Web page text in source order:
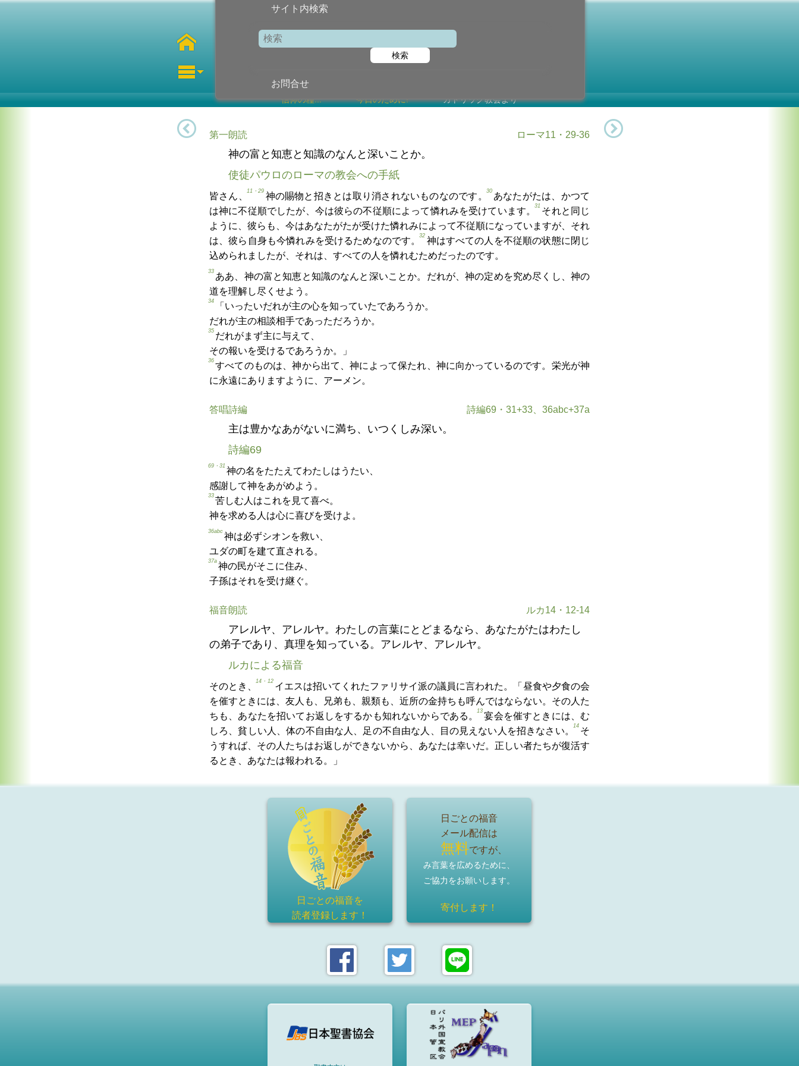
サイト内検索
検索
お問合せ
信仰の糧... 今日のために! カトリック教会より
第一朗読 ローマ11・29-36
神の富と知恵と知識のなんと深いことか。
使徒パウロのローマの教会への手紙
皆さん、
11・29
神の賜物と招きとは取り消されないものなのです。
30
あなたがたは、かつて
は神に不従順でしたが、今は彼らの不従順によって憐れみを受けています。
31
それと同じ
ように、彼らも、今はあなたがたが受けた憐れみによって不従順になっていますが、それ
は、彼ら自身も今憐れみを受けるためなのです。
32
神はすべての人を不従順の状態に閉じ
込められましたが、それは、すべての人を憐れむためだったのです。
33
ああ、神の富と知恵と知識のなんと深いことか。だれが、神の定めを究め尽くし、神の
道を理解し尽くせよう。
34
「いったいだれが主の心を知っていたであろうか。
だれが主の相談相手であっただろうか。
35
だれがまず主に与えて、
その報いを受けるであろうか。」
36
すべてのものは、神から出て、神によって保たれ、神に向かっているのです。栄光が神
に永遠にありますように、アーメン。
答唱詩編 詩編69・31+33、36abc+37a
主は豊かなあがないに満ち、いつくしみ深い。
詩編69
69・31
神の名をたたえてわたしはうたい、
感謝して神をあがめよう。
33
苦しむ人はこれを見て喜べ。
神を求める人は心に喜びを受けよ。
36abc
神は必ずシオンを救い、
ユダの町を建て直される。
37a
神の民がそこに住み、
子孫はそれを受け継ぐ。
福音朗読 ルカ14・12-14
アレルヤ、アレルヤ。わたしの言葉にとどまるなら、あなたがたはわたし
の弟子であり、真理を知っている。アレルヤ、アレルヤ。
ルカによる福音
そのとき、
14・12
イエスは招いてくれたファリサイ派の議員に言われた。「昼食や夕食の会
を催すときには、友人も、兄弟も、親類も、近所の金持ちも呼んではならない。その人た
ちも、あなたを招いてお返しをするかも知れないからである。
13
宴会を催すときには、む
しろ、貧しい人、体の不自由な人、足の不自由な人、目の見えない人を招きなさい。
14
そ
うすれば、その人たちはお返しができないから、あなたは幸いだ。正しい者たちが復活す
るとき、あなたは報われる。」
日ごとの福音を
読者登録します！
日ごとの福音
メール配信は
無料ですが、
み言葉を広めるために、
ご協力をお願いします。
寄付します！